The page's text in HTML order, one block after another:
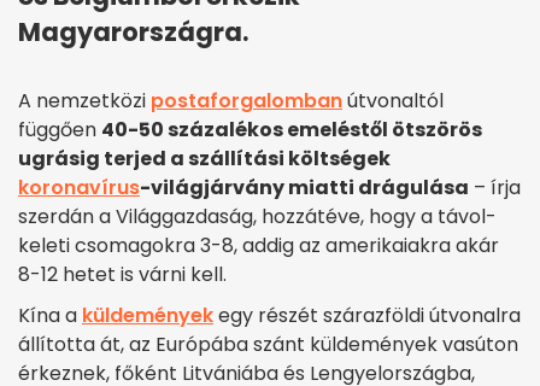
Magyarországra.
A nemzetközi postaforgalombanútvonaltól
függően 40-50 százalékos emeléstől ötszörös
ugrásig terjed a szállítási költségek
koronavírus-világjárvány miatti drágulása – írja
szerdán a Világgazdaság, hozzátéve, hogy a távol-
keleti csomagokra 3-8, addig az amerikaiakra akár
8-12 hetet is várni kell.
Kína a küldeményekegy részét szárazföldi útvonalra
állította át, az Európába szánt küldemények vasúton
érkeznek, főként Litvániába és Lengyelországba,